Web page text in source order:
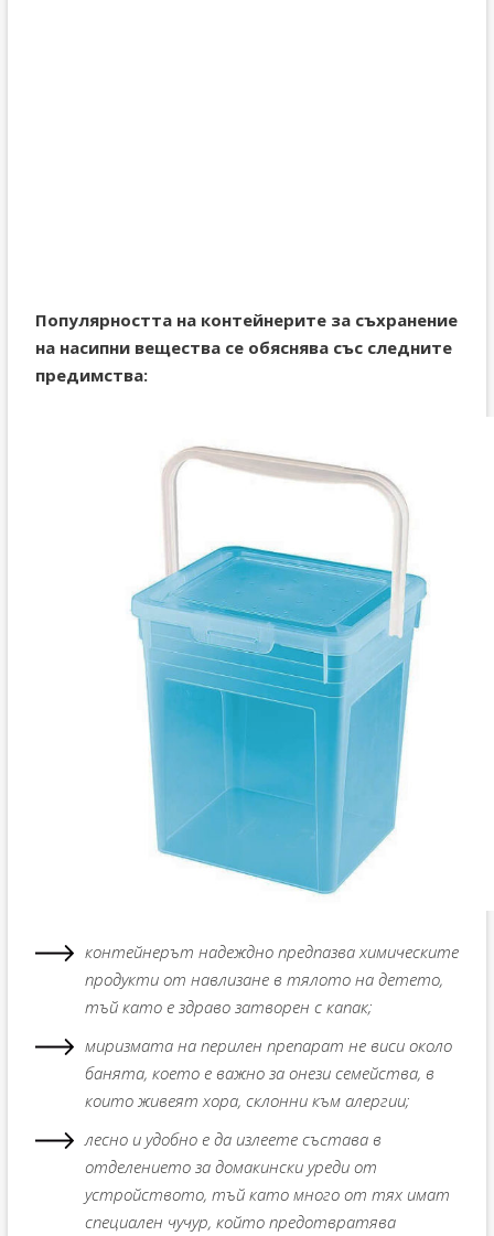
Популярността на контейнерите за съхранение
на насипни вещества се обяснява със следните
предимства:
контейнерът надеждно предпазва химическите
продукти от навлизане в тялото на детето,
тъй като е здраво затворен с капак;
миризмата на перилен препарат не виси около
банята, което е важно за онези семейства, в
които живеят хора, склонни към алергии;
лесно и удобно е да излеете състава в
отделението за домакински уреди от
устройството, тъй като много от тях имат
специален чучур, който предотвратява